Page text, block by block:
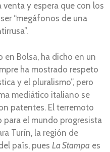
venta y espera que con los
“megáfonos de una
Bolsa, ha dicho en un
ha mostrado respeto
y el pluralismo”, pero
mediático italiano se
patentes. El terremoto
el mundo progresista
Turín, la región de
país, pues La Stampa es